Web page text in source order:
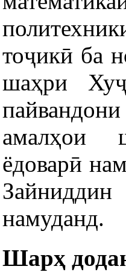
тоҷикӣ ба
шаҳри
амалҳои
ёдоварӣ
намуданд.
Шарҳ